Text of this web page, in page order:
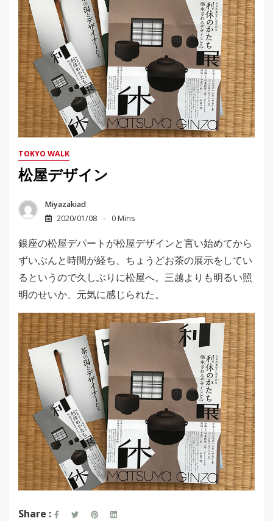
TOKYO WALK
松屋デザイン
Miyazakiad
2020/01/08
0 Mins
銀座の松屋デパートが松屋デザインと言い始めてから
ずいぶんと時間が経ち、ちょうどお茶の展示をしてい
るというので久しぶりに松屋へ。三越よりも明るい照
明のせいか、元気に感じられた。
Share :